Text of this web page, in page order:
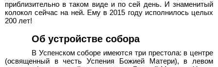
приблизительно в таком виде и по сей день. И знаменитый
колокол сейчас на ней. Ему в 2015 году исполнилось целых
200 лет!
Об устройстве собора
В Успенском соборе имеются три престола: в центре
(освященный в честь Успения Божией Матери), в левом